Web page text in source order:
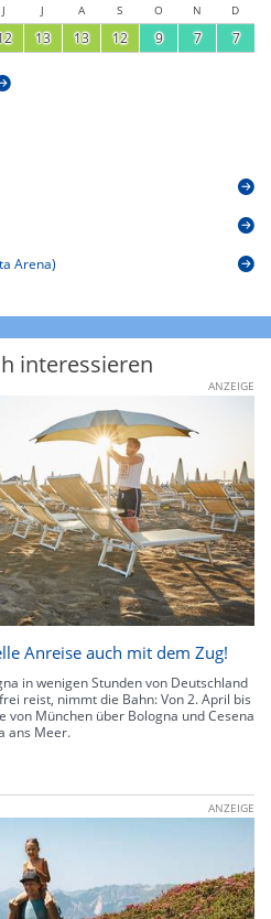
J J A S O N D
13 13 12 9 7 7
Arena)
interessieren
ANZEIGE
Anreise auch mit dem Zug!
in wenigen Stunden von Deutschland
reist, nimmt die Bahn: Von 2. April bis
von München über Bologna und Cesena
ans Meer.
ANZEIGE